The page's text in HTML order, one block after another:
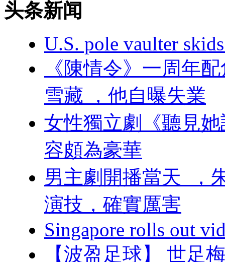
头条新闻
U.S. pole vaulter
《陳情令》一周年配
雪藏 ，他自曝失業
女性獨立劇《聽見她說
容頗為豪華
男主劇開播當天 
演技，確實厲害
Singapore rolls out
【波盈足球】 世足